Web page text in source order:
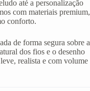
até a personalização
com materiais premium,
conforto.
de forma segura sobre a
dos fios e o desenho
realista e com volume